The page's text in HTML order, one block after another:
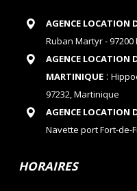
AGENCE LOCATION
Ruban Martyr -
AGENCE LOCATION
MARTINIQUE:
97232, Martinique
AGENCE LOCATION
Navette port Fort-de-
HORAIRES